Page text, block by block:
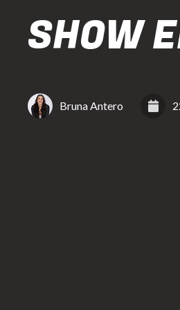
SHOW
Bruna Antero